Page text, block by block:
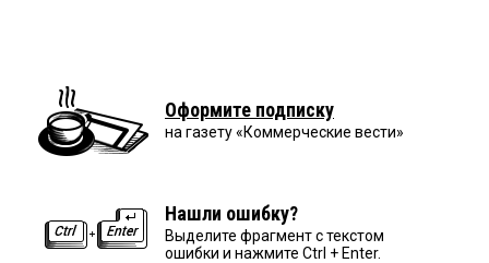
Оформите подписку
на газету «Коммерческие вести»
Нашли ошибку?
Выделите фрагмент с текстом
ошибки и нажмите Ctrl + Enter.